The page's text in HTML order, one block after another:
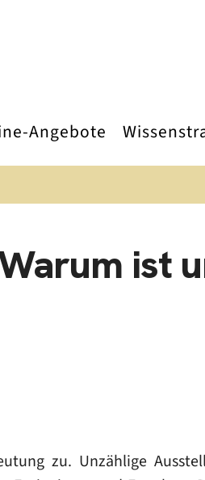
Angebote
ist
zu. Unzählige